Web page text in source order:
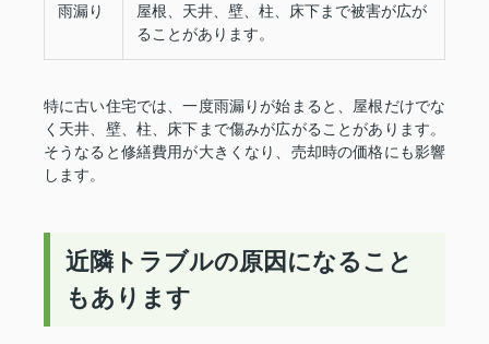
雨漏り
屋根、天井、壁、柱、床下まで被害が広が
ることがあります。
特に古い住宅では、一度雨漏りが始まると、屋根だけでな
く天井、壁、柱、床下まで傷みが広がることがあります。
そうなると修繕費用が大きくなり、売却時の価格にも影響
します。
近隣トラブルの原因になること
もあります